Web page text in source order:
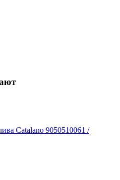
Catalano 9050510061 /